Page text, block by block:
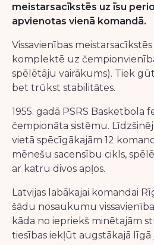
meistarsacīkstēs uz īsu
apvienotas vienā komandā.
Vissavienības
komplektē uz
spēlētāju vairākums). Tiek
bet trūkst stabilitātes.
1955. gadā PSRS Basketbola
čempionāta sistēmu.
vietā spēcīgākajām 12
mēnešu sacensību cikls,
ar katru divos apļos.
Latvijas labākajai komandai
šādu nosaukumu
kāda no iepriekš minētajām
tiesības iekļūt augstākajā